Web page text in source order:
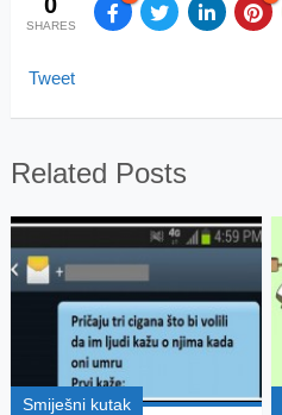
SHARES
Tweet
Related Posts
Smiješni kutak